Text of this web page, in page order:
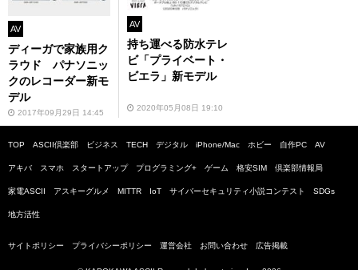
AV
ディーガで家族用ク
ラウド パナソニッ
クのレコーダー新モ
デル
2017年09月29日 14:45
AV
持ち運べる防水テレ
ビ「プライベート・
ビエラ」新モデル
2020年05月08日 19:10
TOP ASCII倶楽部 ビジネス TECH デジタル iPhone/Mac ホビー 自作PC AV
アキバ スマホ スタートアップ プログラミング+ ゲーム 格安SIM 倶楽部情報局
家電ASCII アスキーグルメ MITTR IoT サイバーセキュリティ小説コンテスト SDGs
地方活性
サイトポリシー プライバシーポリシー 運営会社 お問い合わせ 広告掲載